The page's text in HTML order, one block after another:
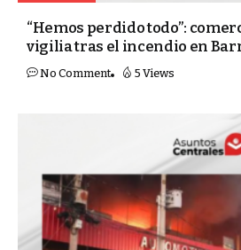
“Hemos perdido todo”:
vigilia tras el incendio en
No Comment 5 Views